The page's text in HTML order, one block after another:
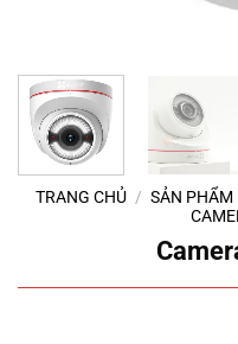
TRANG CHỦ / SẢN PHẨM